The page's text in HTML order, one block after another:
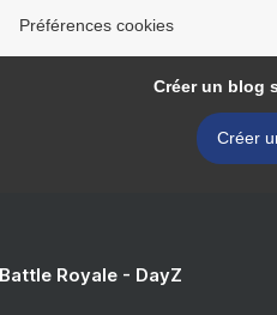
Préférences cookies
Créer un blog
Créer
Royale - DayZ